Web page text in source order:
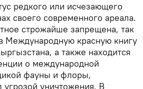
редкого или исчезающего
своего современного ареала.
строжайше запрещена, так
Международную красную книгу
а также находится
о международной
фауны и флоры,
уничтожения. В